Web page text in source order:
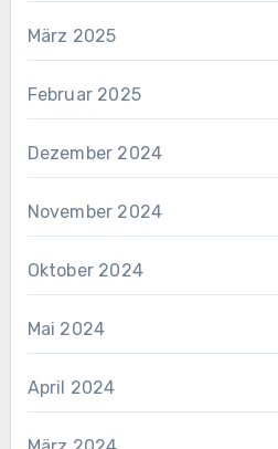
März 2025
Februar 2025
Dezember 2024
November 2024
Oktober 2024
Mai 2024
April 2024